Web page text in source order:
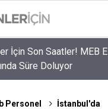
İçin Son Saatler! MEB
Süre Doluyor
Personel
İstanbul'da